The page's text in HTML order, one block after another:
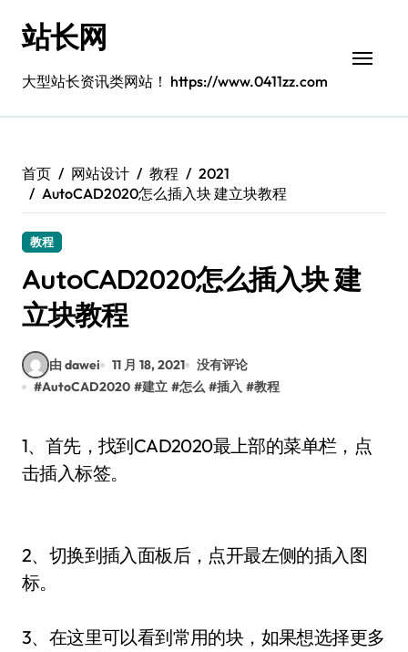
站长网
大型站长资讯类网站！ https://www.0411zz.com
首页 网站设计 教程
2021
AutoCAD2020怎么插入块 建立块教程
教程
AutoCAD2020怎么插入块 建
立块教程
由 dawei 11 月 18, 2021
没有评论
#AutoCAD2020 #建立 #怎么 #插入 #教程
1、首先，找到CAD2020最上部的菜单栏，点
击插入标签。
2、切换到插入面板后，点开最左侧的插入图
标。
3、在这里可以看到常用的块，如果想选择更多